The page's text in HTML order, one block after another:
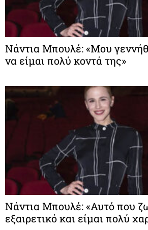
Νάντια Μπουλέ: «Μου
να είμαι πολύ κοντά της»
Νάντια Μπουλέ: «Αυτό που
εξαιρετικό και είμαι πολύ